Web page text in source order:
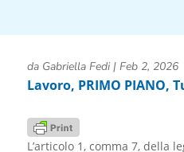
da Gabriella Fedi| Feb 2, 2026
Lavoro, PRIMO PIANO,
L’articolo 1, comma 7, della